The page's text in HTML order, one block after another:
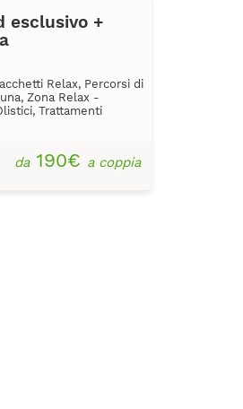
esclusivo +
Relax, Percorsi di
Zona Relax -
Trattamenti
da190€ a coppia